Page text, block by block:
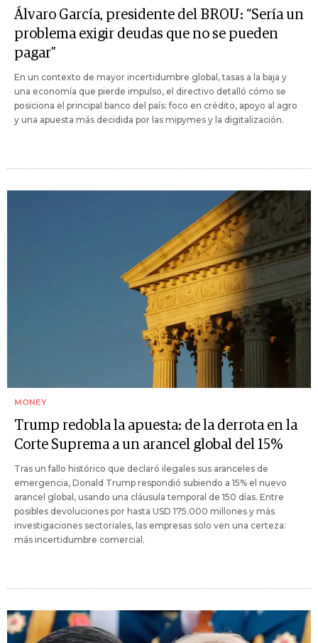
Álvaro García, presidente del BROU: “Sería un
problema exigir deudas que no se pueden
pagar”
En un contexto de mayor incertidumbre global, tasas a la baja y
una economía que pierde impulso, el directivo detalló cómo se
posiciona el principal banco del país: foco en crédito, apoyo al agro
y una apuesta más decidida por las mipymes y la digitalización.
MONEY
Trump redobla la apuesta: de la derrota en la
Corte Suprema a un arancel global del 15%
Tras un fallo histórico que declaró ilegales sus aranceles de
emergencia, Donald Trump respondió subiendo a 15% el nuevo
arancel global, usando una cláusula temporal de 150 días. Entre
posibles devoluciones por hasta USD 175.000 millones y más
investigaciones sectoriales, las empresas solo ven una certeza:
más incertidumbre comercial.